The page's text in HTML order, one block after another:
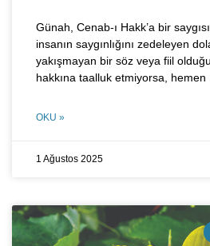
Günah, Cenab-ı Hakk’a bir
insanın saygınlığını zedeleyen
yakışmayan bir söz veya fiil
hakkına taalluk etmiyorsa, hemen
OKU »
1 Ağustos 2025